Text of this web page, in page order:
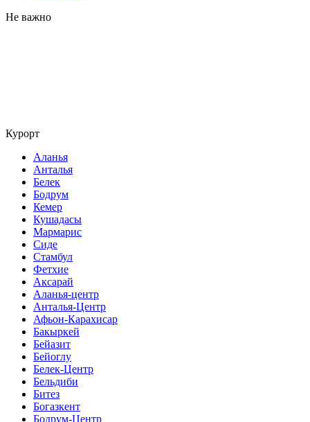
Не важно
Курорт
Аланья
Анталья
Белек
Бодрум
Кемер
Кушадасы
Мармарис
Сиде
Стамбул
Фетхие
Аксарай
Аланья-центр
Анталья-Центр
Афьон-Карахисар
Бакыркей
Бейазит
Бейоглу
Белек-Центр
Бельдиби
Битез
Богазкент
Бодрум-Центр